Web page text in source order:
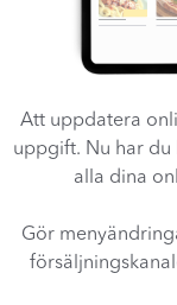
Att uppdatera
uppgift. Nu har
alla dina
Gör